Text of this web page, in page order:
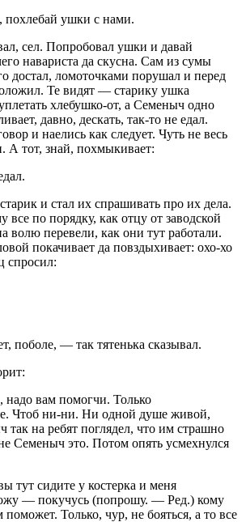
ушки с нами.
сел. Попробовал ушки и давай
навариста да скусна. Сам из сумы
достал, ломоточками порушал и перед
Те видят — старику ушка
хлебушко-от, а Семеныч одно
давно, дескать, так-то не едал.
и наелись как следует. Чуть не весь
А тот, знай, похмыкивает:
и стал их спрашивать про их дела.
все по порядку, как отцу от заводской
волю перевели, как они тут работали.
покачивает да повздыхивает: охо-хо
спросил:
поболе, — так тятенька сказывал.
вам помогчи. Только
Чтоб ни-ни. Ни одной душе живой,
на ребят поглядел, что им страшно
Семеныч это. Потом опять усмехнулся
тут сидите у костерка и меня
— покучусь (попрошу. — Ред.) кому
Только, чур, не бояться, а то все